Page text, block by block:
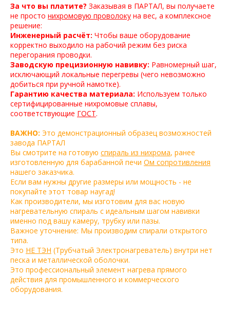
За что вы платите? Заказывая в ПАРТАЛ, вы получаете
не просто нихромовую проволоку на вес, а комплексное
решение:
Инженерный расчёт: Чтобы ваше оборудование
корректно выходило на рабочий режим без риска
перегорания проводки.
Заводскую прецизионную навивку: Равномерный шаг,
исключающий локальные перегревы (чего невозможно
добиться при ручной намотке).
Гарантию качества материала: Используем только
сертифицированные нихромовые сплавы,
соответствующие ГОСТ.
ВАЖНО: Это демонстрационный образец возможностей
завода ПАРТАЛ
Вы смотрите на готовую спираль из нихрома, ранее
изготовленную для барабанной печи Ом сопротивления
нашего заказчика.
Если вам нужны другие размеры или мощность - не
покупайте этот товар наугад!
Как производители, мы изготовим для вас новую
нагревательную спираль с идеальным шагом навивки
именно под вашу камеру, трубку или пазы.
Важное уточнение: Мы производим спирали открытого
типа.
Это НЕ ТЭН (Трубчатый Электронагреватель) внутри нет
песка и металлической оболочки.
Это профессиональный элемент нагрева прямого
действия для промышленного и коммерческого
оборудования.